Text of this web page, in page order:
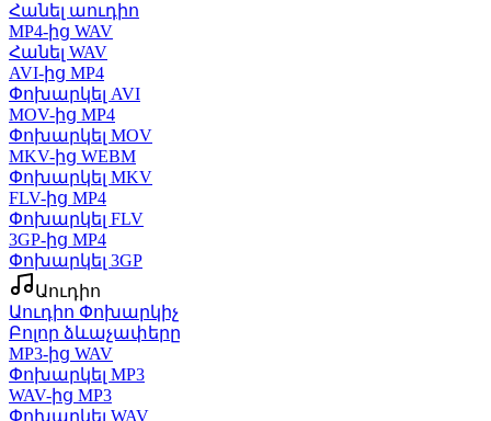
Հանել աուդիո
MP4-ից WAV
Հանել WAV
AVI-ից MP4
Փոխարկել AVI
MOV-ից MP4
Փոխարկել MOV
MKV-ից WEBM
Փոխարկել MKV
FLV-ից MP4
Փոխարկել FLV
3GP-ից MP4
Փոխարկել 3GP
Աուդիո
Աուդիո Փոխարկիչ
Բոլոր ձևաչափերը
MP3-ից WAV
Փոխարկել MP3
WAV-ից MP3
Փոխարկել WAV